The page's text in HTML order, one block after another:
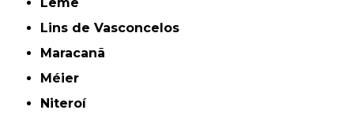
Lins de Vasconcelos
Maracanã
Méier
Niteroí